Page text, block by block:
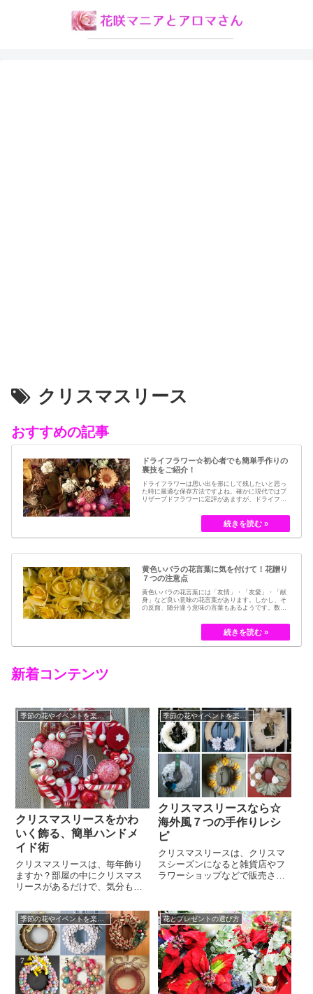
クリスマスリース
おすすめの記事
ドライフラワー☆初心者でも簡単手作りの
裏技をご紹介！
ドライフラワーは思い出を形にして残したいと思っ
た時に最適な保存方法ですよね。確かに現代ではブ
リザーブドフラワーに定評があますが、ドライフラ
とつです。結婚式のブーケなどに使われた花など、
今では押し花のサービスが有名ですが、昔はドライ
フラワーでも保存されてきました。30代以降の…
黄色いバラの花言葉に気を付けて！花贈り
７つの注意点
黄色いバラの花言葉には「友情」・「友愛」・「献
身」など良い意味の花言葉があります。しかし、そ
の反面、随分違う意味の言葉もあるようです。数多
ローズである「ハイブリット・ティー」の中には、
黄色のバラというのは、存在していませんでした。
しかし、フランスの園芸家ジョセフ・ペルネ＝デ…
新着コンテンツ
季節の花やイベントを楽しむコツ
クリスマスリースをかわ
いく飾る、簡単ハンドメ
イド術
クリスマスリースは、毎年飾り
ますか？部屋の中にクリスマス
リースがあるだけで、気分も上
種類のクリスマスリースが売っ
ていますが、今年は趣向を変え
て、自分でハンドメイドしてみ
るのはいかがでしょうか？難し
そうに見えて、実は簡単に作れ
てしまいます。大きさはもちろ
ん、使う素材やデザインなども
自分の好きな...
季節の花やイベントを楽しむコツ
クリスマスリースなら☆
海外風７つの手作りレシ
ピ
クリスマスリースは、クリスマ
スシーズンになると雑貨店やフ
ラワーショップなどで販売され
リースを購入して玄関に飾るの
もいいですが、おしゃれな海外
風のクリスマスリースを手作り
してみてはいかがでしょうか。
クリスマスリースには、魔除け
や農作物の豊作祈願、幸せを家
に呼び込むとい...
花とプレゼントの選び方